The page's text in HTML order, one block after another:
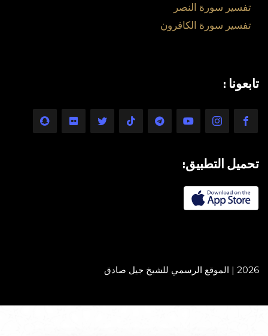
تفسير سورة النصر
تفسير سورة الكافرون
تابعونا :
تحميل التطبيق:
2026 | الموقع الرسمي للشيخ جيل صادق